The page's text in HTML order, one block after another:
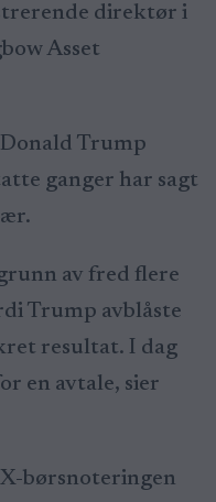
direktør i
Asset
Trump
ganger har sagt
av fred flere
Trump avblåste
resultat. I dag
en avtale, sier
børsnoteringen